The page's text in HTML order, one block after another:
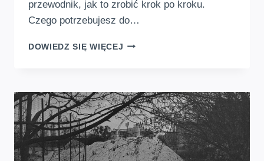
przewodnik, jak to zrobić krok po kroku.
Czego potrzebujesz do…
DOWIEDZ SIĘ WIĘCEJ JAK
ZDJĘCIA
W
DOMU
–
KROK
PO